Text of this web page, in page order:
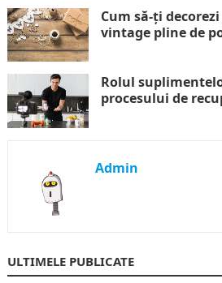
Cum să-ți
vintage pline de
Rolul
procesului de
Admin
ULTIMELE PUBLICATE